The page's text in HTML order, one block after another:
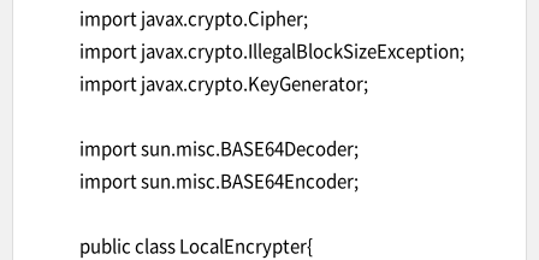
import javax.crypto.Cipher;
import javax.crypto.IllegalBlockSizeException;
import javax.crypto.KeyGenerator;
import sun.misc.BASE64Decoder;
import sun.misc.BASE64Encoder;
public class LocalEncrypter{